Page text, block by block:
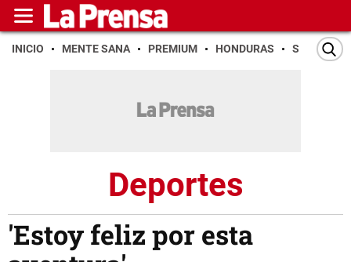
INICIO MENTE SANA PREMIUM HONDURAS SAN PEDRO
Deportes
'Estoy feliz por esta